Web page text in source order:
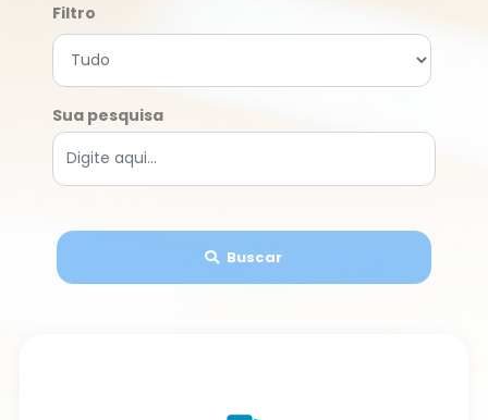
Filtro
Sua pesquisa
Buscar